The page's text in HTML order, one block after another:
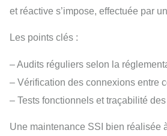
et réactive s’impose, effectuée par
Les points clés :
– Audits réguliers selon la
– Vérification des connexions entre
– Tests fonctionnels et traçabilité
Une maintenance SSI bien réalisée